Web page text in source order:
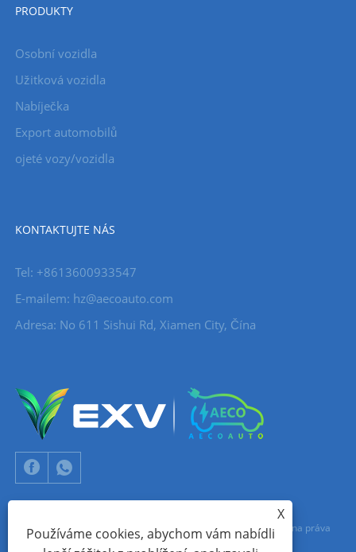
PRODUKTY
Osobní vozidla
Užitková vozidla
Nabíječka
Export automobilů
ojeté vozy/vozidla
KONTAKTUJTE NÁS
Tel: +8613600933547
E-mailem: hz@aecoauto.com
Adresa: No 611 Sishui Rd, Xiamen City, Čína
Copyright © 2024 Xiamen Aecoauto Technology Co., Ltd. Všechna práva
X
Používáme cookies, abychom vám nabídli